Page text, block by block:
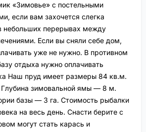
«Зимовье» с постельными
если вам захочется слегка
небольших перерывах между
Если вы сняли себе дом,
уже не нужно. В противном
отдыха нужно оплачивать
Наш пруд имеет размеры 84 кв.м.
зимовальной ямы — 8 м.
базы — 3 га. Стоимость рыбалки
на весь день. Снасти берите с
могут стать карась и